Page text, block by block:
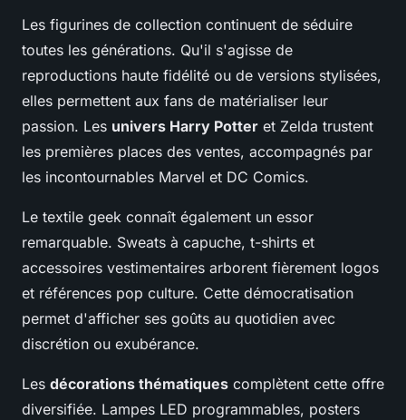
Les figurines de collection continuent de séduire
toutes les générations. Qu'il s'agisse de
reproductions haute fidélité ou de versions stylisées,
elles permettent aux fans de matérialiser leur
passion. Les univers Harry Potter et Zelda trustent
les premières places des ventes, accompagnés par
les incontournables Marvel et DC Comics.
Le textile geek connaît également un essor
remarquable. Sweats à capuche, t-shirts et
accessoires vestimentaires arborent fièrement logos
et références pop culture. Cette démocratisation
permet d'afficher ses goûts au quotidien avec
discrétion ou exubérance.
Les décorations thématiques complètent cette offre
diversifiée. Lampes LED programmables, posters